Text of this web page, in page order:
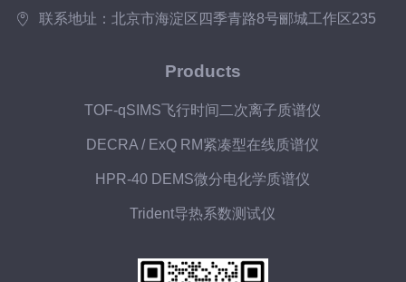
联系地址：北京市海淀区四季青路8号郦城工作区235
Products
TOF-qSIMS飞行时间二次离子质谱仪
DECRA / ExQ RM紧凑型在线质谱仪
HPR-40 DEMS微分电化学质谱仪
Trident导热系数测试仪